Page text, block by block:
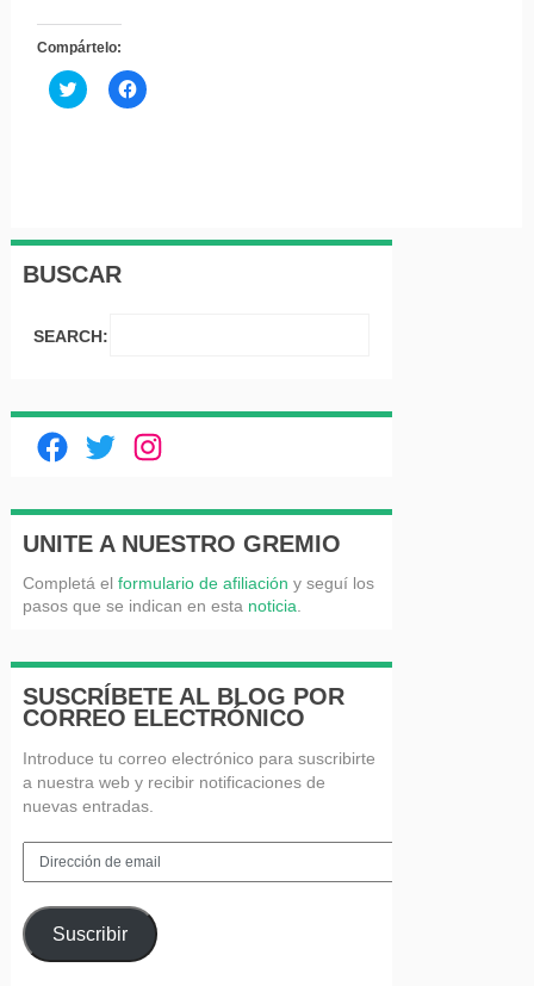
Compártelo:
Haz
clic
ventana
Haz
clic
ventana
BUSCAR
SEARCH:
Facebook
TwitterInstagram
UNITE A NUESTRO GREMIO
Completá el formulario de afiliación y seguí los
pasos que se indican en esta noticia
SUSCRÍBETE AL BLOG POR
CORREO ELECTRÓNICO
Introduce tu correo electrónico para suscribirte
a nuestra web y recibir notificaciones de
nuevas entradas.
Dirección
Suscribir